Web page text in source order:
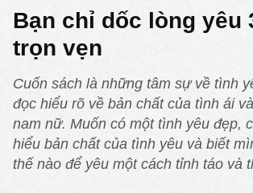
Bạn chỉ dốc lòng yêu
trọn vẹn
Cuốn sách là những tâm sự về tình
đọc hiểu rõ về bản chất của tình ái
nam nữ. Muốn có một tình yêu đẹp,
hiểu bản chất của tình yêu và biết
thế nào để yêu một cách tỉnh táo và